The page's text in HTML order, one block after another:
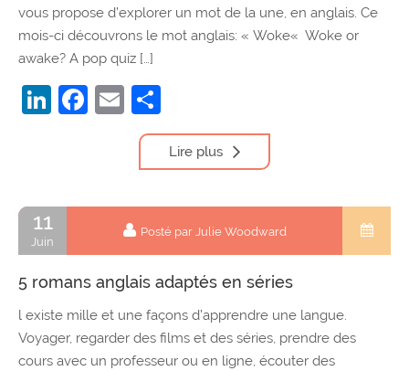
vous propose d’explorer un mot de la une, en anglais. Ce
mois-ci découvrons le mot anglais: « Woke« Woke or
awake? A pop quiz […]
LinkedIn
Facebook
Email
Lire plus
11
Juin
Posté par Julie Woodward
5 romans anglais adaptés en séries
l existe mille et une façons d’apprendre une langue.
Voyager, regarder des films et des séries, prendre des
cours avec un professeur ou en ligne, écouter des